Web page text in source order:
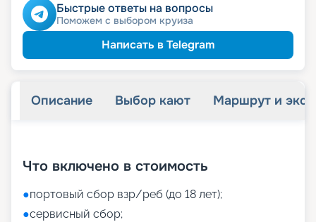
Быстрые ответы на вопросы
Поможем с выбором круиза
Написать в Telegram
Описание Выбор кают Маршрут и
Что включено в стоимость
●портовый сбор взр/реб (до 18 лет);
●сервисный сбор;